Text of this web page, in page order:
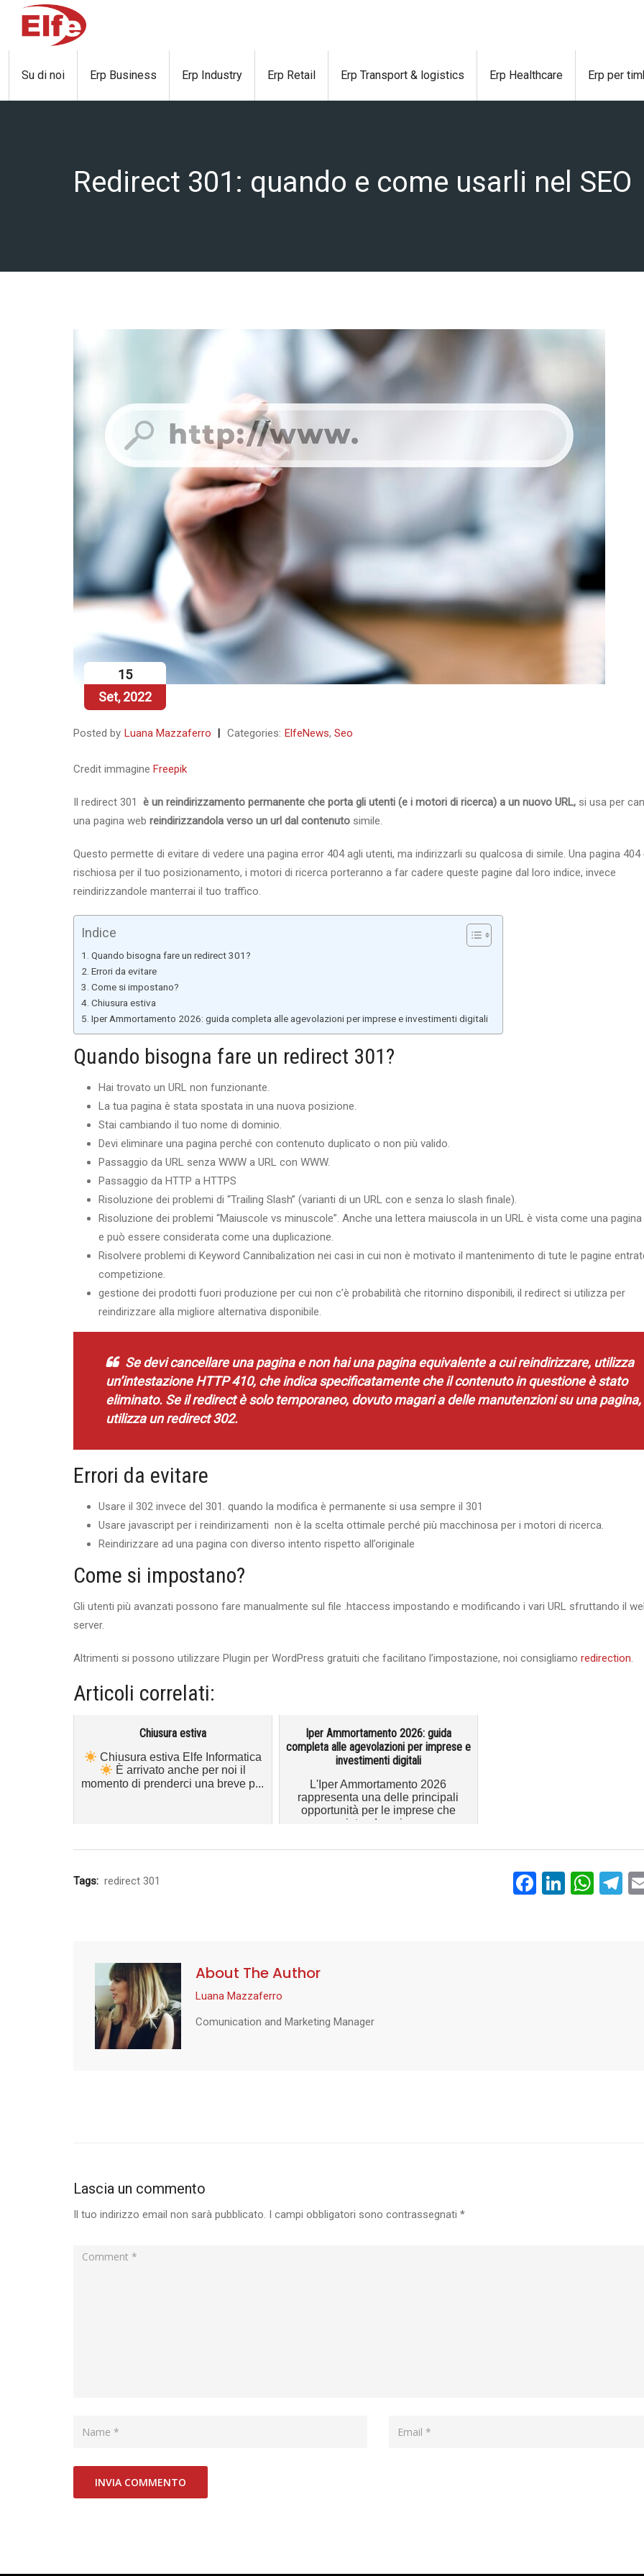
Su di noi Erp Business Erp Industry Erp Retail Erp Transport & logistics Erp Healthcare Erp per
Redirect 301: quando e come usarli nel SEO
15
Set, 2022
Posted by Luana Mazzaferro Categories: ElfeNews, Seo
Credit immagine Freepik
Il redirect 301 è un reindirizzamento permanente che porta gli utenti (e i motori di ricerca) a un nuovo URL, si usa per
una pagina web reindirizzandola verso un url dal contenuto simile.
Questo permette di evitare di vedere una pagina error 404 agli utenti, ma indirizzarli su qualcosa di simile. Una pagina 404
rischiosa per il tuo posizionamento, i motori di ricerca porteranno a far cadere queste pagine dal loro indice, invece
reindirizzandole manterrai il tuo traffico.
Indice
Quando bisogna fare un redirect 301?
Errori da evitare
Come si impostano?
Chiusura estiva
Iper Ammortamento 2026: guida completa alle agevolazioni per imprese e investimenti digitali
Quando bisogna fare un redirect 301?
Hai trovato un URL non funzionante.
La tua pagina è stata spostata in una nuova posizione.
Stai cambiando il tuo nome di dominio.
Devi eliminare una pagina perché con contenuto duplicato o non più valido.
Passaggio da URL senza WWW a URL con WWW.
Passaggio da HTTP a HTTPS
Risoluzione dei problemi di “Trailing Slash” (varianti di un URL con e senza lo slash finale).
Risoluzione dei problemi “Maiuscole vs minuscole”. Anche una lettera maiuscola in un URL è vista come una
e può essere considerata come una duplicazione.
Risolvere problemi di Keyword Cannibalization nei casi in cui non è motivato il mantenimento di tute le pagine
competizione.
gestione dei prodotti fuori produzione per cui non c’è probabilità che ritornino disponibili, il redirect si utilizza per
reindirizzare alla migliore alternativa disponibile.
Se devi cancellare una pagina e non hai una pagina equivalente a cui reindirizzare, utilizza
un’intestazioneHTTP 410, che indica specificatamente che il contenuto in questione è stato
eliminato. Se il redirect è solo temporaneo, dovuto magari a delle manutenzioni su una pagina,
utilizza unredirect 302.
Errori da evitare
Usare il 302 invece del 301. quando la modifica è permanente si usa sempre il 301
Usare javascript per i reindirizamenti non è la scelta ottimale perché più macchinosa per i motori di ricerca.
Reindirizzare ad una pagina con diverso intento rispetto all’originale
Come si impostano?
Gli utenti più avanzati possono fare manualmente sul file .htaccess impostando e modificando i vari URL sfruttando il
server.
Altrimenti si possono utilizzare Plugin per WordPress gratuiti che facilitano l’impostazione, noi consigliamo redirection.
Articoli correlati:
Chiusura estiva
Chiusura estiva Elfe Informatica
È arrivato anche per noi il
momento di prenderci una breve p...
Iper Ammortamento 2026: guida
completa alle agevolazioni per imprese e
investimenti digitali
L'Iper Ammortamento 2026
rappresenta una delle principali
opportunità per le imprese che
intendono i...
Tags: redirect 301 Facebook
About The Author
Luana Mazzaferro
Comunication and Marketing Manager
Lascia un commento
Il tuo indirizzo email non sarà pubblicato. I campi obbligatori sono contrassegnati *